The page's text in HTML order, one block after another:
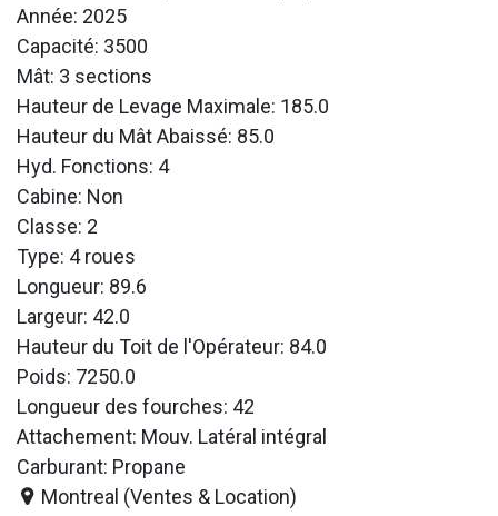
Année: 2025
Capacité: 3500
Mât: 3 sections
Hauteur de Levage Maximale: 185.0
Hauteur du Mât Abaissé: 85.0
Hyd. Fonctions: 4
Cabine: Non
Classe: 2
Type: 4 roues
Longueur: 89.6
Largeur: 42.0
Hauteur du Toit de l'Opérateur: 84.0
Poids: 7250.0
Longueur des fourches: 42
Attachement: Mouv. Latéral intégral
Carburant: Propane
Montreal (Ventes & Location)